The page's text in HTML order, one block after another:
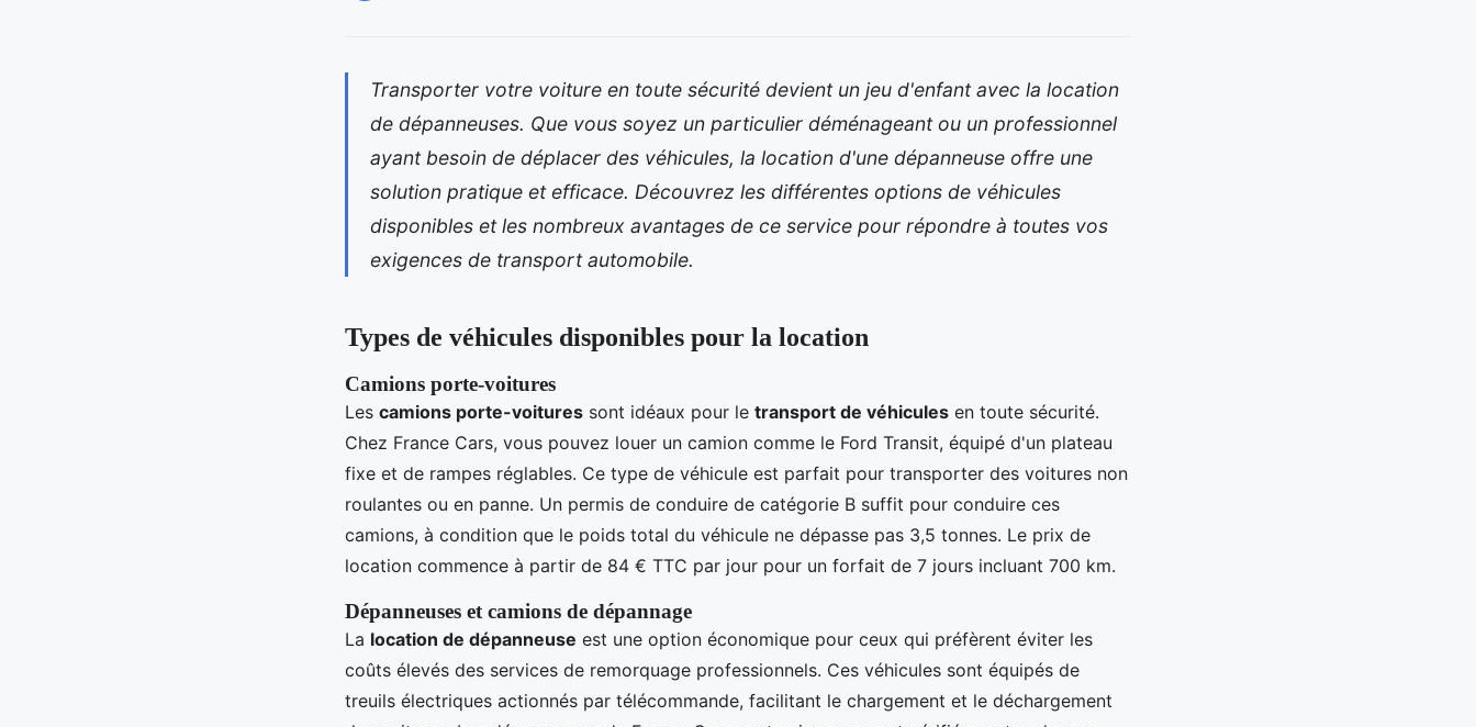
Transporter votre voiture en toute sécurité devient un jeu d'enfant avec la location
de dépanneuses. Que vous soyez un particulier déménageant ou un professionnel
ayant besoin de déplacer des véhicules, la location d'une dépanneuse offre une
solution pratique et efficace. Découvrez les différentes options de véhicules
disponibles et les nombreux avantages de ce service pour répondre à toutes vos
exigences de transport automobile.
Types de véhicules disponibles pour la location
Camions porte-voitures
Les camions porte-voitures sont idéaux pour le transport de véhicules en toute sécurité.
Chez France Cars, vous pouvez louer un camion comme le Ford Transit, équipé d'un plateau
fixe et de rampes réglables. Ce type de véhicule est parfait pour transporter des voitures non
roulantes ou en panne. Un permis de conduire de catégorie B suffit pour conduire ces
camions, à condition que le poids total du véhicule ne dépasse pas 3,5 tonnes. Le prix de
location commence à partir de 84 € TTC par jour pour un forfait de 7 jours incluant 700 km.
Dépanneuses et camions de dépannage
La location de dépanneuse est une option économique pour ceux qui préfèrent éviter les
coûts élevés des services de remorquage professionnels. Ces véhicules sont équipés de
treuils électriques actionnés par télécommande, facilitant le chargement et le déchargement